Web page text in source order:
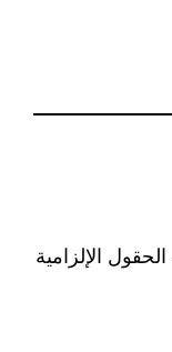
الحقول الإلزامية